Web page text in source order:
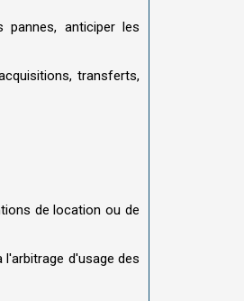
anticiper les
transferts,
de location ou de
d'usage des